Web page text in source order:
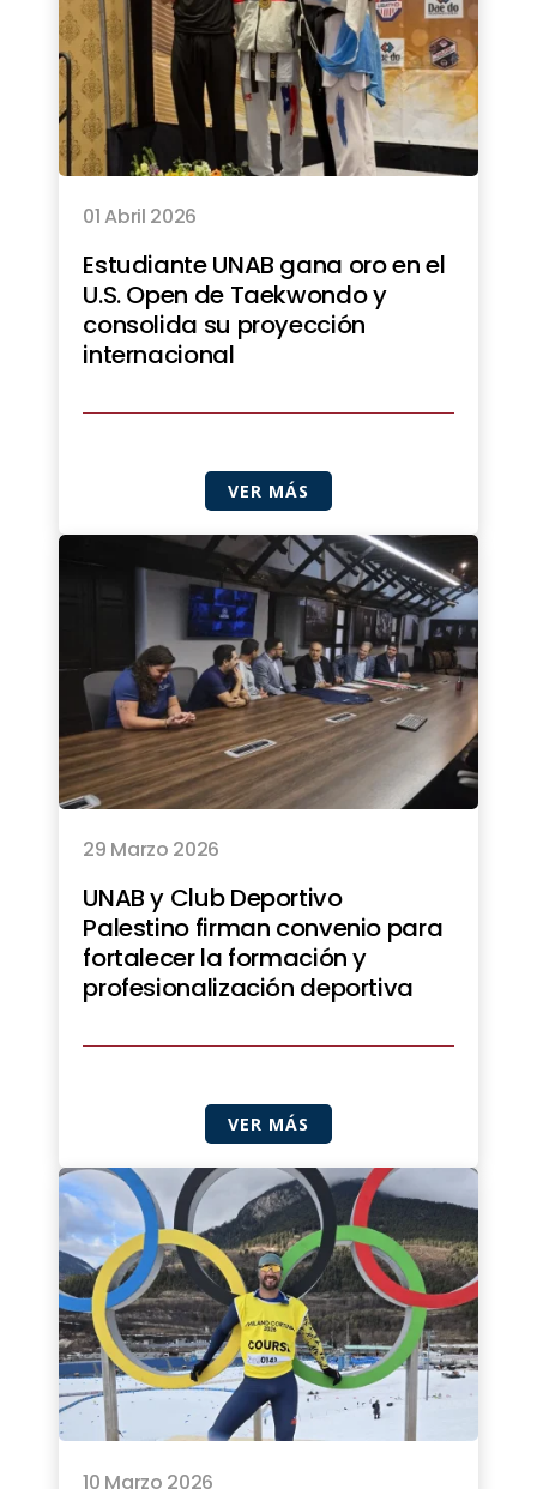
01 Abril 2026
Estudiante UNAB gana oro en el
U.S. Open de Taekwondo y
consolida su proyección
internacional
VER MÁS
29 Marzo 2026
UNAB y Club Deportivo
Palestino firman convenio para
fortalecer la formación y
profesionalización deportiva
VER MÁS
10 Marzo 2026